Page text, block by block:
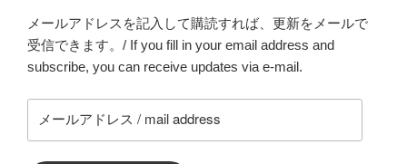
メールアドレスを記入して購読すれば、更新をメールで
受信できます。/ If you fill in your email address and
subscribe, you can receive updates via e-mail.
ー